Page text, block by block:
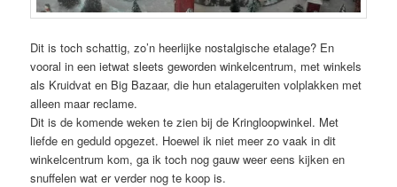
Dit is toch schattig, zo’n heerlijke nostalgische etalage? En
vooral in een ietwat sleets geworden winkelcentrum, met winkels
als Kruidvat en Big Bazaar, die hun etalageruiten volplakken met
alleen maar reclame.
Dit is de komende weken te zien bij de Kringloopwinkel. Met
liefde en geduld opgezet. Hoewel ik niet meer zo vaak in dit
winkelcentrum kom, ga ik toch nog gauw weer eens kijken en
snuffelen wat er verder nog te koop is.